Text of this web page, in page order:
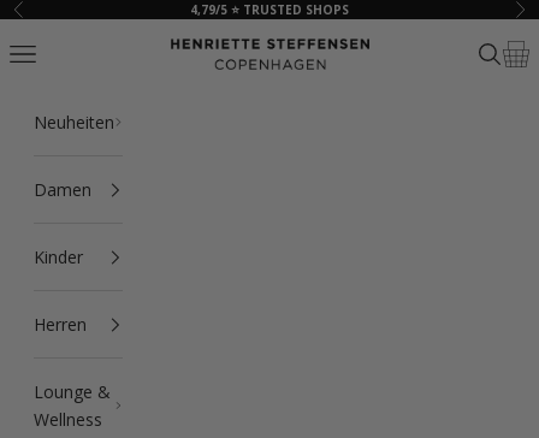
Zum Inhalt springen
Zurück 4,79/5 ⭐ TRUSTED SHOPS Vor
HSCPH
Navigationsmenü öffnen Suche
Neuheiten
Damen
Kinder
Herren
Lounge &
Wellness